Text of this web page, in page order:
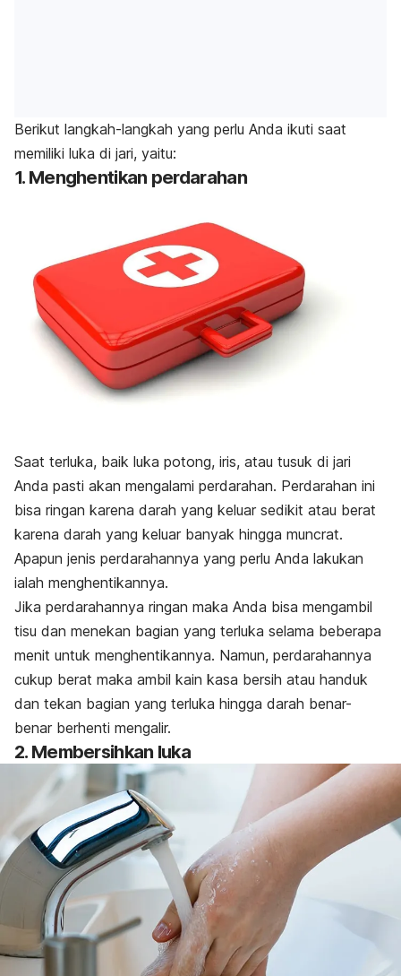
Berikut langkah-langkah yang perlu Anda ikuti saat
memiliki luka di jari, yaitu:
1. Menghentikan perdarahan
Saat terluka, baik luka potong, iris, atau tusuk di jari
Anda pasti akan mengalami perdarahan. Perdarahan ini
bisa ringan karena darah yang keluar sedikit atau berat
karena darah yang keluar banyak hingga muncrat.
Apapun jenis perdarahannya yang perlu Anda lakukan
ialah menghentikannya.
Jika perdarahannya ringan maka Anda bisa mengambil
tisu dan menekan bagian yang terluka selama beberapa
menit untuk menghentikannya. Namun, perdarahannya
cukup berat maka ambil kain kasa bersih atau handuk
dan tekan bagian yang terluka hingga darah benar-
benar berhenti mengalir.
2. Membersihkan luka